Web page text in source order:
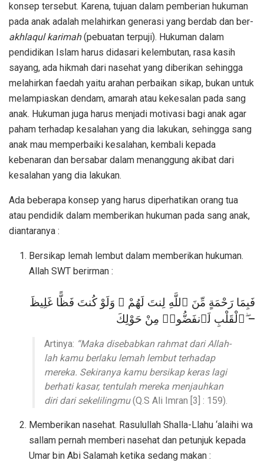
konsep tersebut. Karena, tujuan dalam pemberian hukuman
pada anak adalah melahirkan generasi yang berdab dan ber-
akhlaqul karimah(pebuatan terpuji). Hukuman dalam
pendidikan Islam harus didasari kelembutan, rasa kasih
sayang, ada hikmah dari nasehat yang diberikan sehingga
melahirkan faedah yaitu arahan perbaikan sikap, bukan untuk
melampiaskan dendam, amarah atau kekesalan pada sang
anak. Hukuman juga harus menjadi motivasi bagi anak agar
paham terhadap kesalahan yang dia lakukan, sehingga sang
anak mau memperbaiki kesalahan, kembali kepada
kebenaran dan bersabar dalam menanggung akibat dari
kesalahan yang dia lakukan.
Ada beberapa konsep yang harus diperhatikan orang tua
atau pendidik dalam memberikan hukuman pada sang anak,
diantaranya :
Bersikap lemah lembut dalam memberikan hukuman.
Allah SWT berirman :
فَبِمَا رَحْمَةٍ مِّنَ ٱللَّهِ لِنتَ لَهُمْ ۖ وَلَوْ كُنتَ فَظًّا غَلِيظَ
ٱلْقَلْبِ لَٱنفَضُّوا۟ مِنْ حَوْلِكَ ۖ–
Artinya: “Maka disebabkan rahmat dari Allah-
lah kamu berlaku lemah lembut terhadap
mereka. Sekiranya kamu bersikap keras lagi
berhati kasar, tentulah mereka menjauhkan
diri dari sekelilingmu(Q.S Ali Imran [3] : 159).
Memberikan nasehat. Rasulullah Shalla-Llahu ‘alaihi wa
sallam pernah memberi nasehat dan petunjuk kepada
Umar bin Abi Salamah ketika sedang makan :